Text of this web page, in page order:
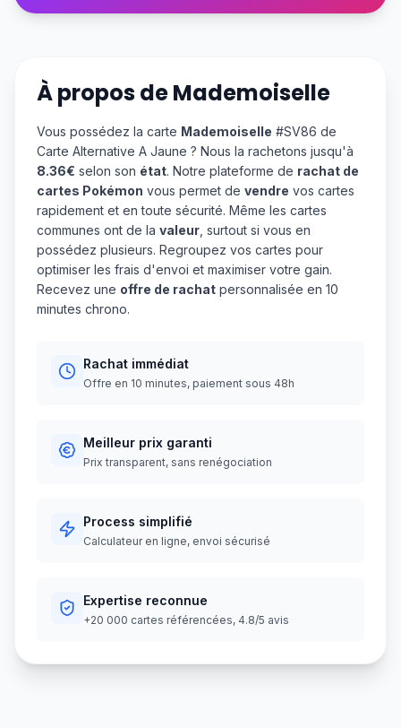
À propos deMademoiselle
Vous possédez la carte Mademoiselle #SV86 de
Carte Alternative A Jaune ? Nous la rachetons jusqu'à
8.36€ selon son état. Notre plateforme de rachat de
cartes Pokémon vous permet de vendre vos cartes
rapidement et en toute sécurité. Même les cartes
communes ont de la valeur , surtout si vous en
possédez plusieurs. Regroupez vos cartes pour
optimiser les frais d'envoi et maximiser votre gain.
Recevez une offre de rachat personnalisée en 10
minutes chrono.
Rachat immédiat
Offre en 10 minutes, paiement sous 48h
Meilleur prix garanti
Prix transparent, sans renégociation
Process simplifié
Calculateur en ligne, envoi sécurisé
Expertise reconnue
+20 000 cartes référencées, 4.8/5 avis